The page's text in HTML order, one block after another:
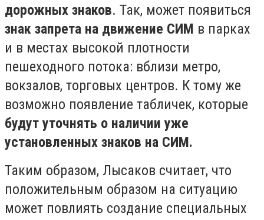
дорожных знаков. Так, может появиться
знак запрета на движение СИМ в парках
и в местах высокой плотности
пешеходного потока: вблизи метро,
вокзалов, торговых центров. К тому же
возможно появление табличек, которые
будут уточнять о наличии уже
установленных знаков на СИМ.
Таким образом, Лысаков считает, что
положительным образом на ситуацию
может повлиять создание специальных